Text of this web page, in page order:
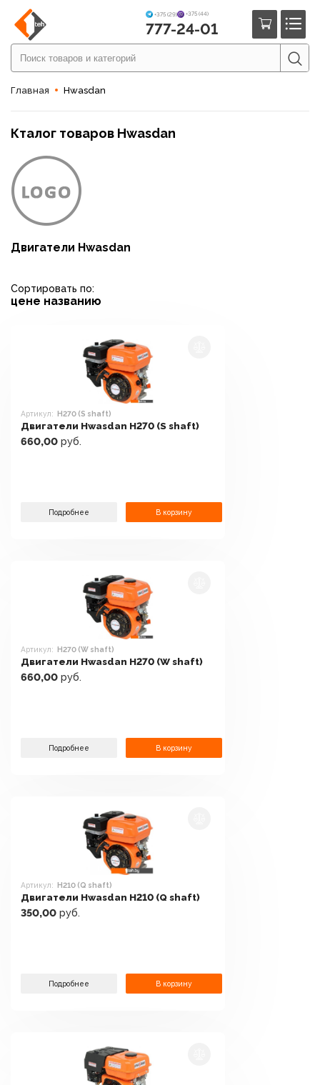
+375 (29) +375 (44)
777-24-01
Главная Hwasdan
Кталог товаров Hwasdan
Двигатели Hwasdan
Сортировать по:
цене названию
Артикул: H270 (S shaft)
Двигатели Hwasdan H270 (S shaft)
660,00 руб.
Подробнее В корзину
Артикул: H270 (W shaft)
Двигатели Hwasdan H270 (W shaft)
660,00 руб.
Подробнее В корзину
Артикул: H210 (Q shaft)
Двигатели Hwasdan H210 (Q shaft)
350,00 руб.
Подробнее В корзину